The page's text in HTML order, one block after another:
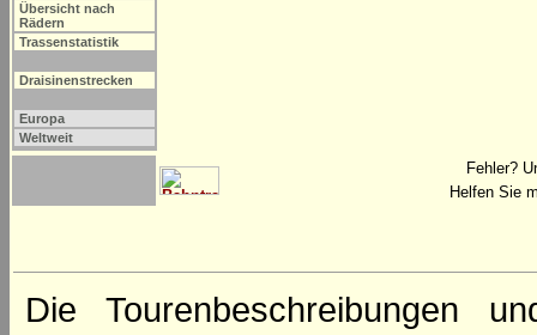
Übersicht nach
Rädern
Trassenstatistik
Draisinenstrecken
Europa
Weltweit
Fehler?
Helfen Sie
Die Tourenbeschreibungen